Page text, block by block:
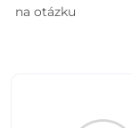
na otázku